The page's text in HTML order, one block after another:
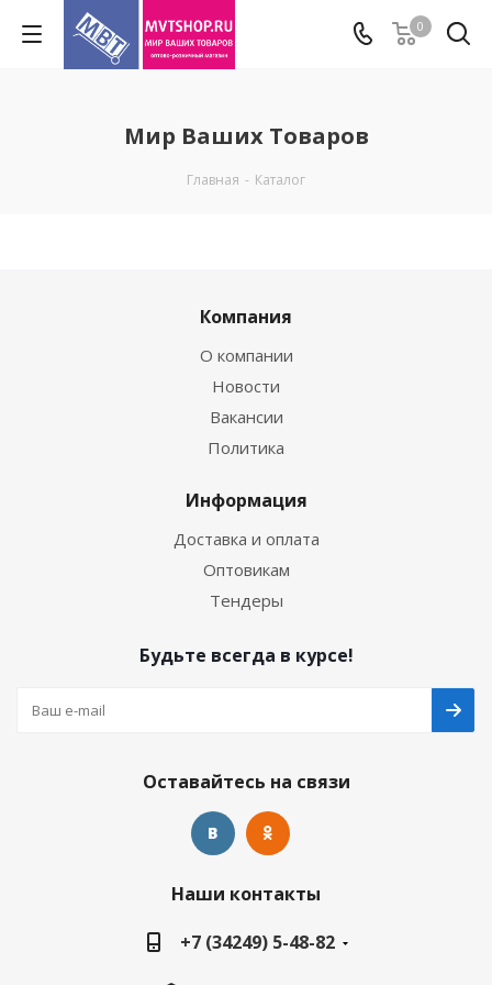
0
Мир Ваших Товаров
Главная - Каталог
Компания
О компании
Новости
Вакансии
Политика
Информация
Доставка и оплата
Оптовикам
Тендеры
Будьте всегда в курсе!
Оставайтесь на связи
Наши контакты
+7 (34249) 5-48-82